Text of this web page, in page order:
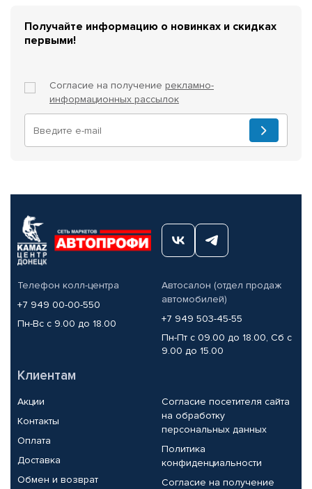
Получайте информацию о новинках и скидках
первыми!
Согласие на получение рекламно-
информационных рассылок
Телефон колл-центра
+7 949 00-00-550
Пн-Вс с 9.00 до 18.00
Автосалон (отдел продаж
автомобилей)
+7 949 503-45-55
Пн-Пт с 09.00 до 18.00, Сб с
9.00 до 15.00
Клиентам
Акции
Контакты
Оплата
Доставка
Обмен и возврат
Согласие посетителя сайта
на обработку
персональных данных
Политика
конфиденциальности
Согласие на получение